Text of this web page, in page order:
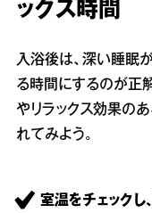
ックス時間
入浴後は、深い睡眠
る時間にするのが正
やリラックス効果の
れてみよう。
室温をチェックし